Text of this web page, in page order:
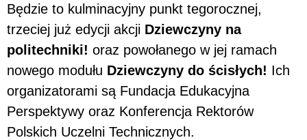
Będzie to kulminacyjny punkt tegorocznej,
trzeciej już edycji akcji Dziewczyny na
politechniki! oraz powołanego w jej ramach
nowego modułu Dziewczyny do ścisłych! Ich
organizatorami są Fundacja Edukacyjna
Perspektywy oraz Konferencja Rektorów
Polskich Uczelni Technicznych.